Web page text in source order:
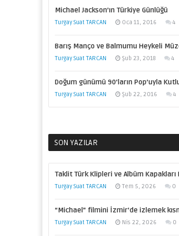
Michael Jackson’ın Türkiye Günlüğü
Turgay Suat TARCAN Oca 11, 2016 4
Barış Manço ve Balmumu Heykeli
Turgay Suat TARCAN Şub 23, 2018 4
Doğum günümü 90’ların Pop’uyla
Turgay Suat TARCAN Şub 22, 2016 4
SON YAZILAR
Taklit Türk Klipleri ve Albüm Kapakları
Turgay Suat TARCAN Tem 5, 2026 0
“Michael” filmini İzmir’de izlemek
Turgay Suat TARCAN Nis 22, 2026 0